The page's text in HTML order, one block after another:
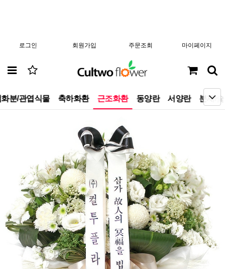
로그인 회원가입 주문조회 마이페이지
분/관엽식물 축하화환 근조화환 동양란 서양란 분재/